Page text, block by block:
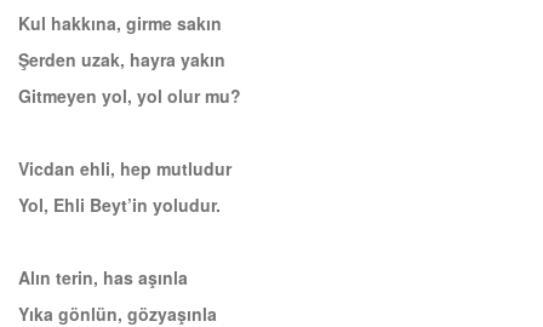
Kul hakkına, girme sakın
Şerden uzak, hayra yakın
Gitmeyen yol, yol olur mu?
Vicdan ehli, hep mutludur
Yol, Ehli Beyt’in yoludur.
Alın terin, has aşınla
Yıka gönlün, gözyaşınla